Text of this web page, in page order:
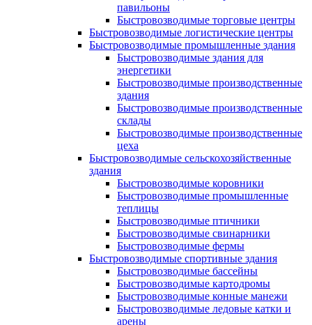
павильоны
Быстровозводимые торговые центры
Быстровозводимые логистические центры
Быстровозводимые промышленные здания
Быстровозводимые здания для
энергетики
Быстровозводимые производственные
здания
Быстровозводимые производственные
склады
Быстровозводимые производственные
цеха
Быстровозводимые сельскохозяйственные
здания
Быстровозводимые коровники
Быстровозводимые промышленные
теплицы
Быстровозводимые птичники
Быстровозводимые свинарники
Быстровозводимые фермы
Быстровозводимые спортивные здания
Быстровозводимые бассейны
Быстровозводимые картодромы
Быстровозводимые конные манежи
Быстровозводимые ледовые катки и
арены